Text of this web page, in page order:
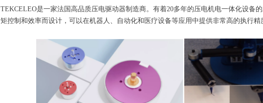
TEKCELEO是一家法国高品质压电驱动器制造商。有着20多年的压电机电一体化设备
矩控制和效率而设计，可以在机器人、自动化和医疗设备等应用中提供非常高的执行精